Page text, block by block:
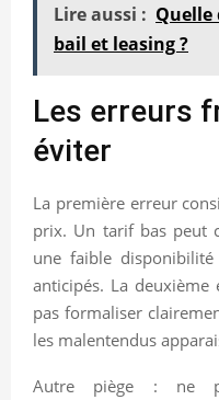
Lire aussi : Quelle
bail et leasing ?
Les erreurs
éviter
La première erreur
prix. Un tarif bas peut
une faible
anticipés. La
pas formaliser
les malentendus
Autre piège : ne